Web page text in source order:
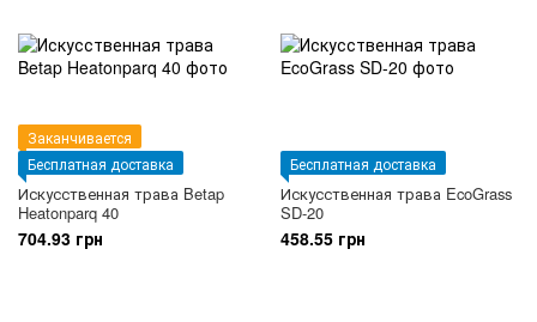
Заканчивается
Бесплатная доставка
Искусственная трава Betap
Heatonparq 40
704.93 грн
Бесплатная доставка
Искусственная трава EcoGrass
SD-20
458.55 грн